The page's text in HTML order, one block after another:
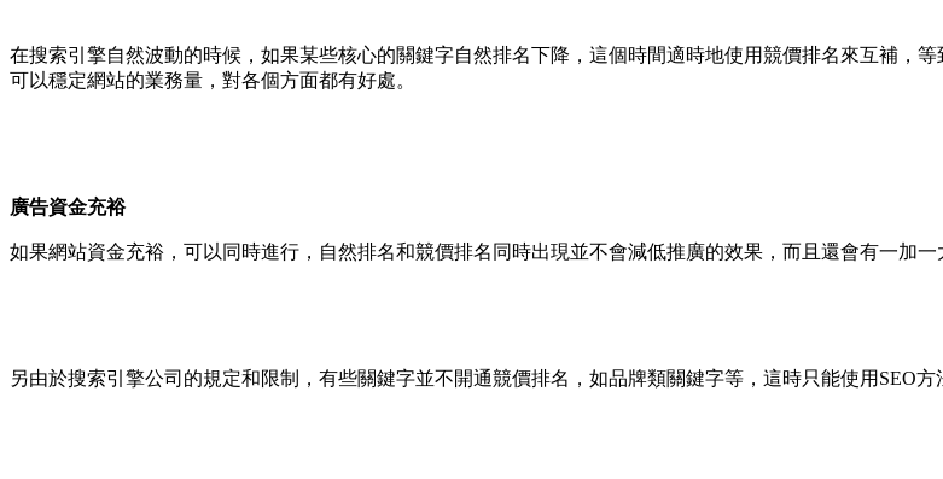
在搜索引擎自然波動的時候，如果某些核心的關鍵字自然排名下降，這個時間適時地使用競價排名來互補，
可以穩定網站的業務量，對各個方面都有好處。
廣告資金充裕
如果網站資金充裕，可以同時進行，自然排名和競價排名同時出現並不會減低推廣的效果，而且還會有一加一
另由於搜索引擎公司的規定和限制，有些關鍵字並不開通競價排名，如品牌類關鍵字等，這時只能使用SEO方